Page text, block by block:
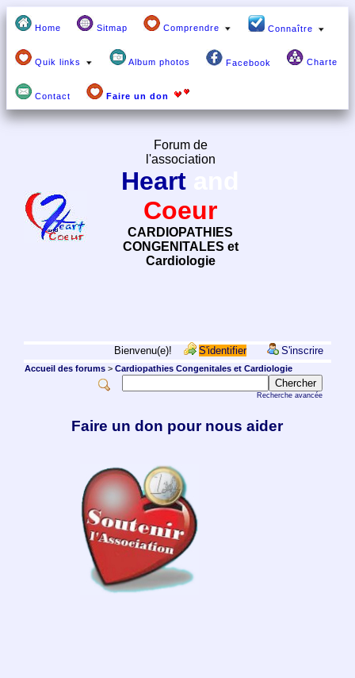
Home Sitmap Comprendre Connaître
Quik links Album photos Facebook Charte
Contact Faire un don
Forum de
l'association
Heart
Coeur
CARDIOPATHIES
CONGENITALES et
Cardiologie
Bienvenu(e)! S'identifier S'inscrire
Accueil des forums> Cardiopathies Congenitales et Cardiologie
Recherche avancée
Faire un don pour nous aider